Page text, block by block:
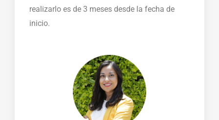
realizarlo es de 3 meses desde la fecha de
inicio.